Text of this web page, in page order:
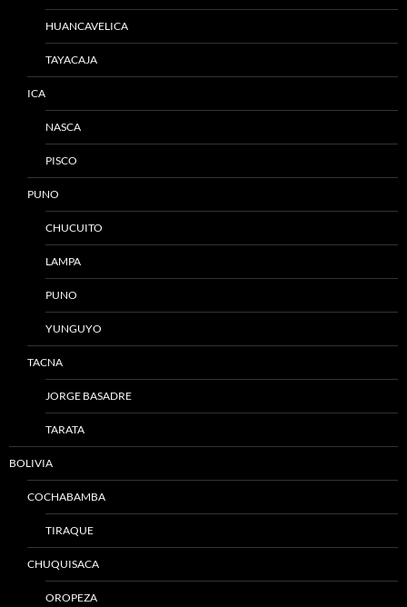
HUANCAVELICA
TAYACAJA
ICA
NASCA
PISCO
PUNO
CHUCUITO
LAMPA
PUNO
YUNGUYO
TACNA
JORGE BASADRE
TARATA
BOLIVIA
COCHABAMBA
TIRAQUE
CHUQUISACA
OROPEZA